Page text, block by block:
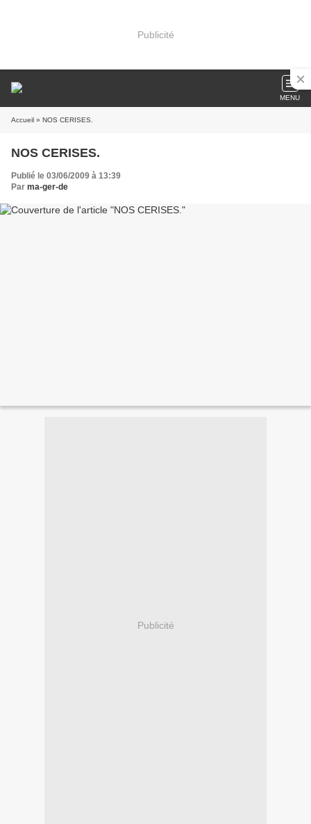
Publicité
MENU
Accueil » NOS CERISES.
NOS CERISES.
Publié le 03/06/2009 à 13:39
Par ma-ger-de
Publicité